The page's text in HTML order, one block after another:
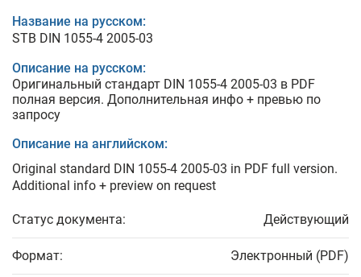
Название на русском:
STB DIN 1055-4 2005-03
Описание на русском:
Оригинальный стандарт DIN 1055-4 2005-03 в PDF
полная версия. Дополнительная инфо + превью по
запросу
Описание на английском:
Original standard DIN 1055-4 2005-03 in PDF full version.
Additional info + preview on request
Статус документа: Действующий
Формат: Электронный (PDF)